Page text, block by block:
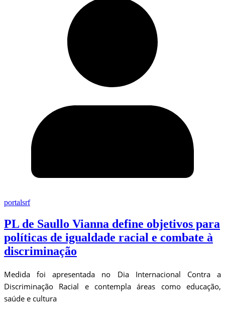
portalsrf
PL de Saullo Vianna define objetivos para
políticas de igualdade racial e combate à
discriminação
Medida foi apresentada no Dia Internacional Contra a
Discriminação Racial e contempla áreas como educação,
saúde e cultura